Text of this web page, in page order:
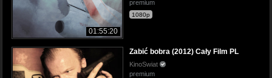
01:55:20
premium
1080p
Zabić bobra (2012) Cały Film PL
KinoSwiat
premium